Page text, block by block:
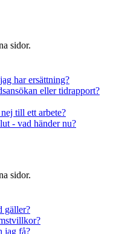
sidor.
har ersättning?
eller tidrapport?
till ett arbete?
- vad händer nu?
sidor.
gäller?
jag få?